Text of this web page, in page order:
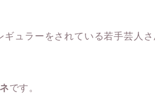
ギュラーをされている若手芸人
です。